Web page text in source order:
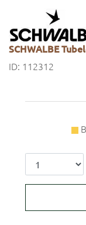
SCHWALBE
ID: 112312